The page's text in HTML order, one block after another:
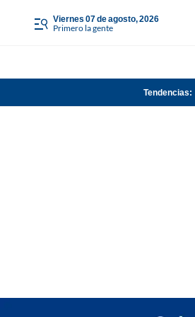
viernes 07 de agosto, 2026
Primero la gente
Tendencias: